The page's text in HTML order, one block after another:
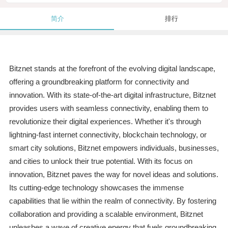
简介 排行
Bitznet stands at the forefront of the evolving digital landscape,
offering a groundbreaking platform for connectivity and
innovation. With its state-of-the-art digital infrastructure, Bitznet
provides users with seamless connectivity, enabling them to
revolutionize their digital experiences. Whether it's through
lightning-fast internet connectivity, blockchain technology, or
smart city solutions, Bitznet empowers individuals, businesses,
and cities to unlock their true potential. With its focus on
innovation, Bitznet paves the way for novel ideas and solutions.
Its cutting-edge technology showcases the immense
capabilities that lie within the realm of connectivity. By fostering
collaboration and providing a scalable environment, Bitznet